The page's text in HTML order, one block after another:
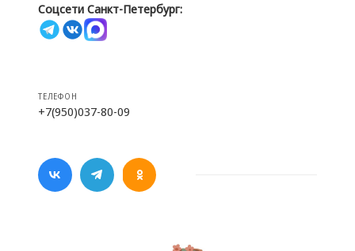
Соцсети Санкт-Петербург:
ТЕЛЕФОН
+7(950)037-80-09